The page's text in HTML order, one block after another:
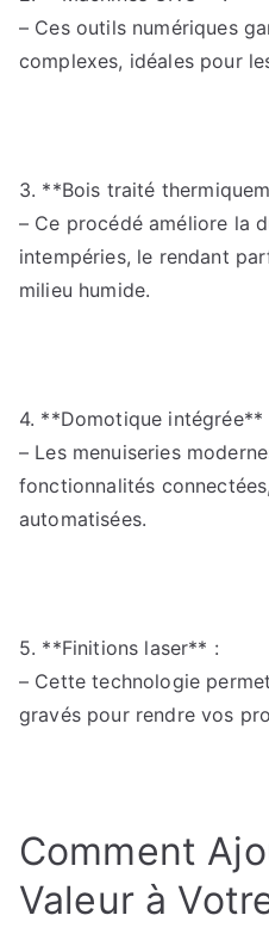
– Ces outils numériques
complexes, idéales pour
3. **Bois traité
– Ce procédé améliore la
intempéries, le rendant
milieu humide.
4. **Domotique intégrée**
– Les menuiseries
fonctionnalités
automatisées.
5. **Finitions laser** :
– Cette technologie
gravés pour rendre vos
Comment
Valeur à